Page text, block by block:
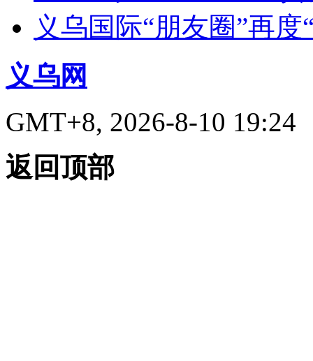
义乌国际“朋友圈”再度
义乌网
GMT+8, 2026-8-10 19:24
返回顶部